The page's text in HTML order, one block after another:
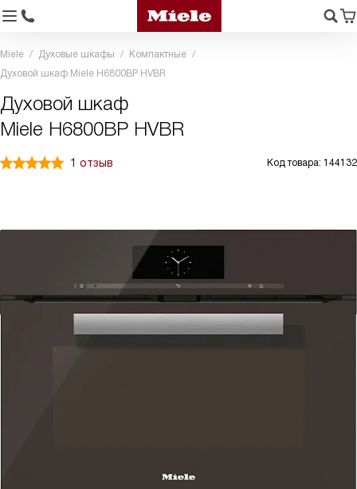
Miele Духовые шкафы
Компактные
Духовой шкаф Miele H6800BP HVBR
Духовой шкаф
Miele H6800BP HVBR
1 отзыв Код товара: 144132